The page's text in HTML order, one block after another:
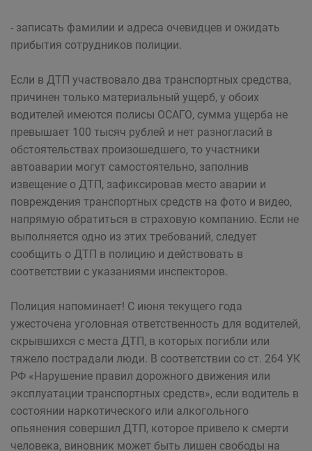
- записать фамилии и адреса очевидцев и ожидать
прибытия сотрудников полиции.
Если в ДТП участвовало два транспортных средства,
причинен только материальный ущерб, у обоих
водителей имеются полисы ОСАГО, сумма ущерба не
превышает 100 тысяч рублей и нет разногласий в
обстоятельствах произошедшего, то участники
автоаварии могут самостоятельно, заполнив
извещение о ДТП, зафиксировав место аварии и
повреждения транспортных средств на фото и видео,
напрямую обратиться в страховую компанию. Если не
выполняется одно из этих требований, следует
сообщить о ДТП в полицию и действовать в
соответствии с указаниями инспекторов.
Полиция напоминает! С июня текущего года
ужесточена уголовная ответственность для водителей,
скрывшихся с места ДТП, в которых погибли или
тяжело пострадали люди. В соответствии со ст. 264 УК
РФ «Нарушение правил дорожного движения или
эксплуатации транспортных средств», если водитель в
состоянии наркотического или алкогольного
опьянения совершил ДТП, которое привело к смерти
человека, виновник может быть лишен свободы на